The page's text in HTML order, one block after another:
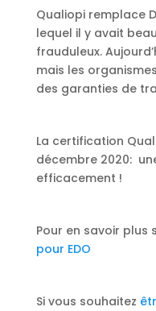
Qualiopi remplace
lequel il y avait
frauduleux.
mais les
des garanties de
La certification
décembre 2020:
efficacement !
Pour en savoir plus
pour EDO
Si vous souhaitez